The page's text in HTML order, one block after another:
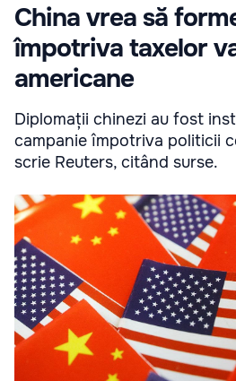
China vrea să
împotriva taxelor
americane
Diplomații chinezi au fost
campanie împotriva politicii
scrie Reuters, citând surse.